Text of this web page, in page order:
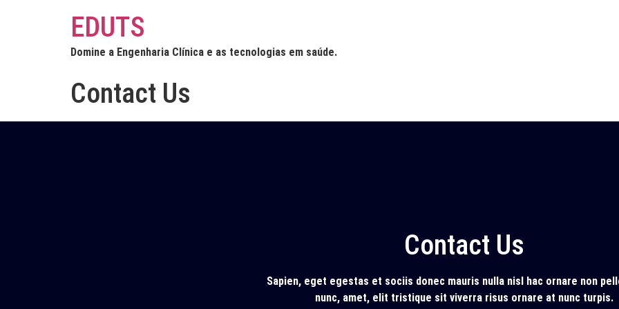
EDUTS
Domine a Engenharia Clínica e as tecnologias em saúde.
Contact Us
Contact Us
Sapien, eget egestas et sociis donec mauris nulla nisl hac ornare non
nunc, amet, elit tristique sit viverra risus ornare at nunc turpis.